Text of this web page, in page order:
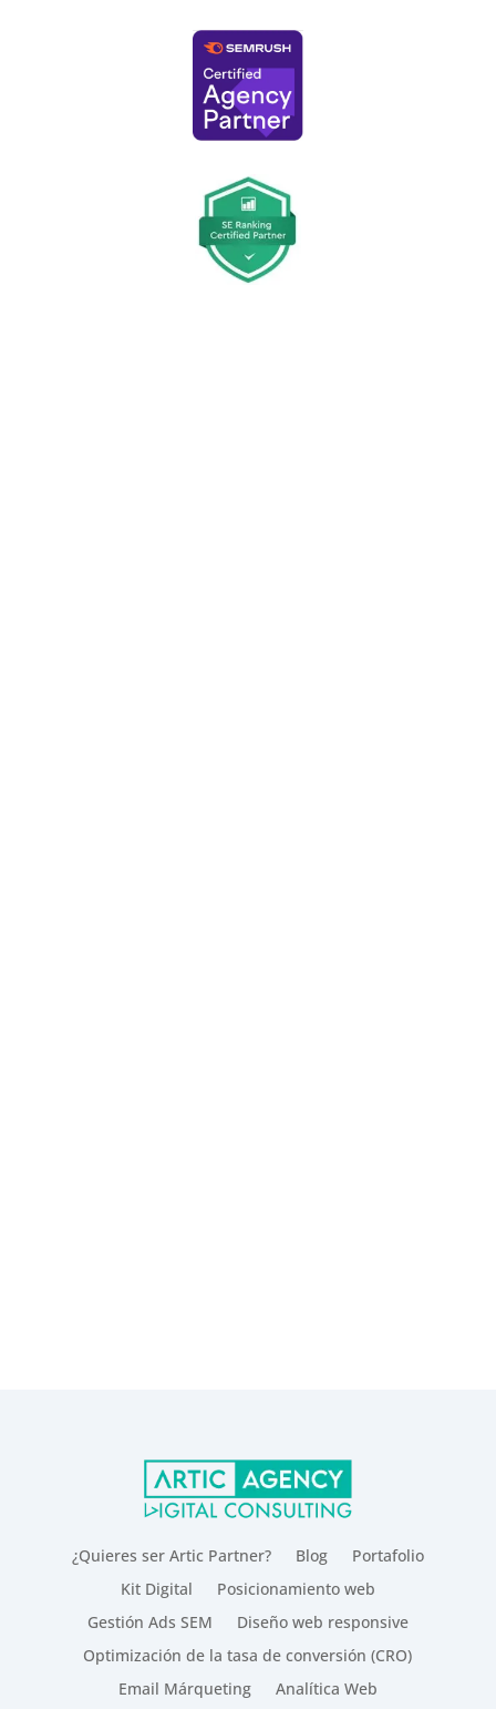
¿Quieres ser Artic Partner? Blog
Portafolio
Kit Digital
Posicionamiento web
Gestión Ads SEM
Diseño web responsive
Optimización de la tasa de conversión (CRO)
Email Márqueting
Analítica Web